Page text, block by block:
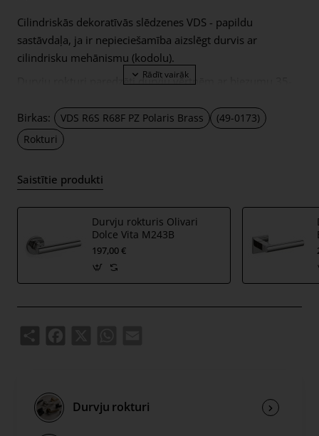
Cilindriskās dekoratīvās slēdzenes VDS - papildu
sastāvdaļa, ja ir nepieciešamība aizslēgt durvis ar
cilindrisku mehānismu (kodolu).
Durvju rokturi paredzēti durvju vērtnēm ar biezumu 35-
metāla rozetēm.
Komplektā ietilpst:
2 gab M4 caururbuma skrūves;
Ja jūsu durvju vērtne ir biezāka par 50 mm, jums būs
nepieciešams biezāks durvju uzstādīšanas komplekts,
lūdzu, atstājiet pasūtījuma piezīmēs svarīgu informāciju,
tostarp durvju vērtnes biezumu. Pēc tam montāžas
Birkas: VDS R6S R68F PZ Polaris Brass
(49-0173)
Rokturi
Saistītie produkti
Durvju rokturis Olivari
Dolce Vita M243B
197,00 €
Durvju rokturi